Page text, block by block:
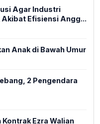
Agar Industri
Efisiensi Angg...
Anak di Bawah Umur
2 Pengendara
Ezra Walian